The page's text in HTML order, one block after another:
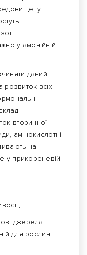
у
у амонійній
даний
розвиток всіх
вторинної
амінокислотні
на
у прикореневій
джерела
для рослин